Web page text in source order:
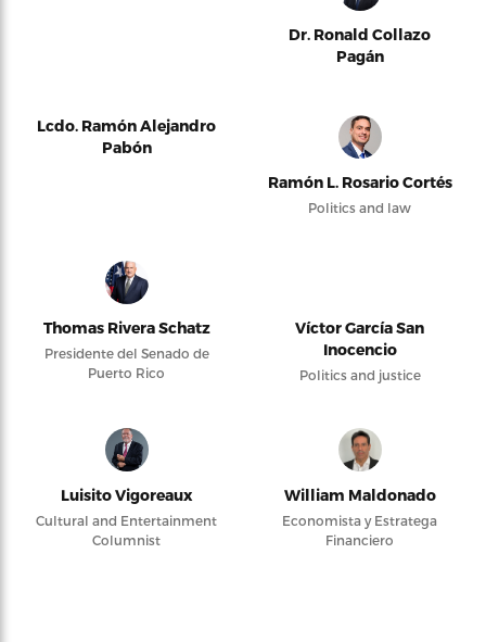
Dr. Ronald Collazo
Pagán
Lcdo. Ramón Alejandro
Pabón
Ramón L. Rosario Cortés
Politics and law
Thomas Rivera Schatz
Presidente del Senado de
Puerto Rico
Víctor García San
Inocencio
Politics and justice
Luisito Vigoreaux
Cultural and Entertainment
Columnist
William Maldonado
Economista y Estratega
Financiero